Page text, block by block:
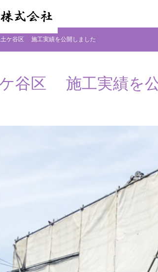
土ケ谷区 施工実績を公開しました
谷区 施工実績を